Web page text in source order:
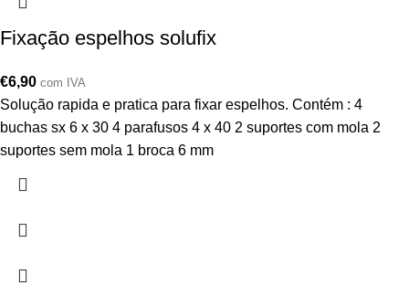
Fixação espelhos solufix
€6,90 com IVA
Solução rapida e pratica para fixar espelhos. Contém : 4
buchas sx 6 x 30 4 parafusos 4 x 40 2 suportes com mola 2
suportes sem mola 1 broca 6 mm